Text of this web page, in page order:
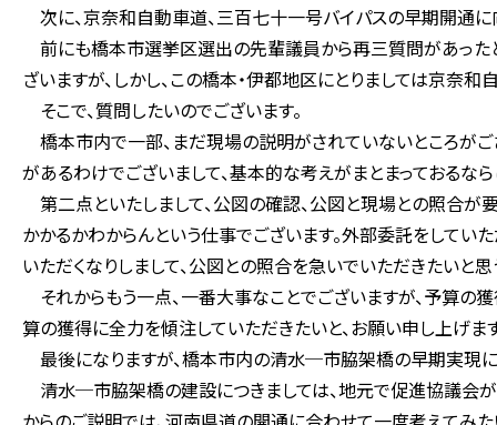
次に、京奈和自動車道、三百七十一号バイパスの早期開通
前にも橋本市選挙区選出の先輩議員から再三質問があった
ざいますが、しかし、この橋本・伊都地区にとりましては京奈
そこで、質問したいのでございます。
橋本市内で一部、まだ現場の説明がされていないところがご
があるわけでございまして、基本的な考えがまとまっておるな
第二点といたしまして、公図の確認、公図と現場との照合が
かかるかわからんという仕事でございます。外部委託をしてい
いただくなりしまして、公図との照合を急いでいただきたいと思
それからもう一点、一番大事なことでございますが、予算の
算の獲得に全力を傾注していただきたいと、お願い申し上げま
最後になりますが、橋本市内の清水─市脇架橋の早期実現に
清水─市脇架橋の建設につきましては、地元で促進協議会が